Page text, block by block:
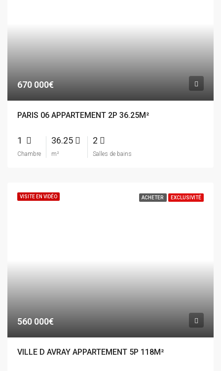
670 000€
PARIS 06 APPARTEMENT 2P 36.25M²
1
Chambre
36.25
m²
2
Salles de bains
VISITE EN VIDÉO ACHETER EXCLUSIVITÉ
560 000€
VILLE D AVRAY APPARTEMENT 5P 118M²